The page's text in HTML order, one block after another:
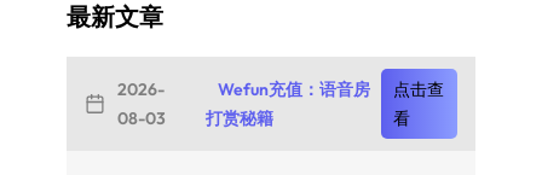
最新文章
2026-
08-03
Wefun充值：语音房
打赏秘籍
点击查
看